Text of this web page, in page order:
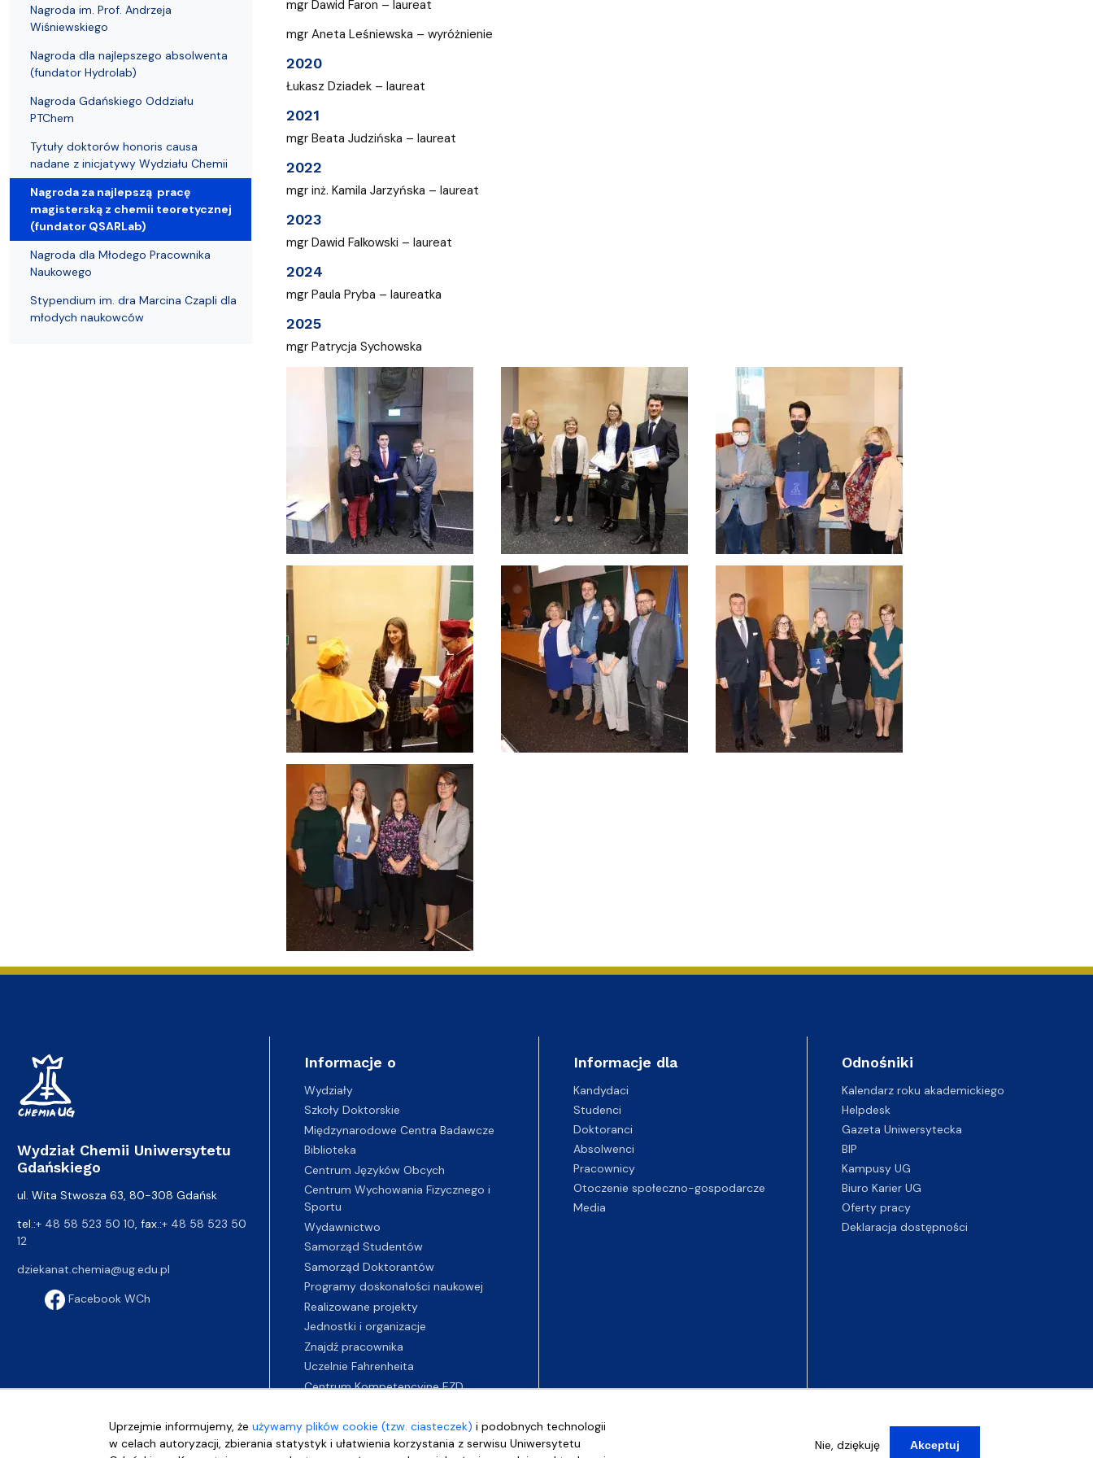
Uprzejmie informujemy, żeużywamy plików cookie (tzw. ciasteczek) i podobnych technologii
w celach autoryzacji, zbierania statystyk i ułatwienia korzystania z serwisu Uniwersytetu
Nie, dziękuję Akceptuj
mgr Dawid Faron – laureat
mgr Aneta Leśniewska – wyróżnienie
2020
Łukasz Dziadek – laureat
2021
mgr Beata Judzińska – laureat
2022
mgr inż. Kamila Jarzyńska – laureat
2023
mgr Dawid Falkowski – laureat
2024
mgr Paula Pryba – laureatka
2025
mgr Patrycja Sychowska
Nagroda im. Prof. Andrzeja
Wiśniewskiego
Nagroda dla najlepszego absolwenta
(fundator Hydrolab)
Nagroda Gdańskiego Oddziału
PTChem
Tytuły doktorów honoris causa
nadane z inicjatywy Wydziału Chemii
Nagroda za najlepszą pracę
magisterską z chemii teoretycznej
(fundator QSARLab)
Nagroda dla Młodego Pracownika
Naukowego
Stypendium im. dra Marcina Czapli dla
młodych naukowców
Wydział Chemii Uniwersytetu
Gdańskiego
ul. Wita Stwosza 63, 80-308 Gdańsk
tel.:+ 48 58 523 50 10 , fax.:+ 48 58 523 50
12
dziekanat.chemia@ug.edu.pl
Facebook WCh
Informacje o
Wydziały
Szkoły Doktorskie
Międzynarodowe Centra Badawcze
Biblioteka
Centrum Języków Obcych
Centrum Wychowania Fizycznego i
Sportu
Wydawnictwo
Samorząd Studentów
Samorząd Doktorantów
Programy doskonałości naukowej
Realizowane projekty
Jednostki i organizacje
Znajdź pracownika
Uczelnie Fahrenheita
Centrum Kompetencyjne EZD
Informacje dla
Kandydaci
Studenci
Doktoranci
Absolwenci
Pracownicy
Otoczenie społeczno-gospodarcze
Media
Odnośniki
Kalendarz roku akademickiego
Helpdesk
Gazeta Uniwersytecka
BIP
Kampusy UG
Biuro Karier UG
Oferty pracy
Deklaracja dostępności